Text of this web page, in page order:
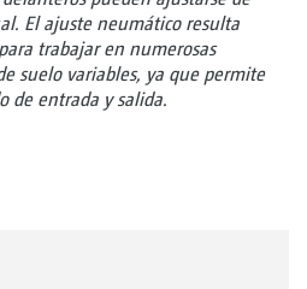
El ajuste neumático resulta
trabajar en numerosas
suelo variables, ya que permite
de entrada y salida.